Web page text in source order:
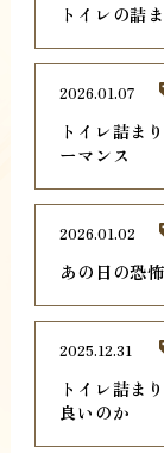
トイレの詰
トイレ詰ま
ーマンス
2026.01.07
あの日の恐
2026.01.02
トイレ詰ま
良いのか
2025.12.31